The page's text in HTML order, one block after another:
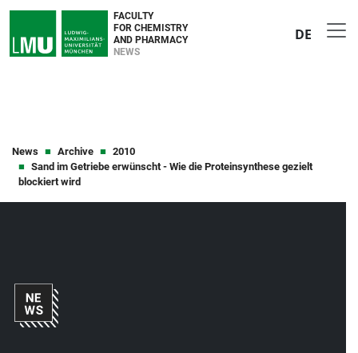
FACULTY
FOR CHEMISTRY
AND PHARMACY
NEWS
DE
News Archive
2010
Sand im Getriebe erwünscht - Wie die Proteinsynthese gezielt
blockiert wird